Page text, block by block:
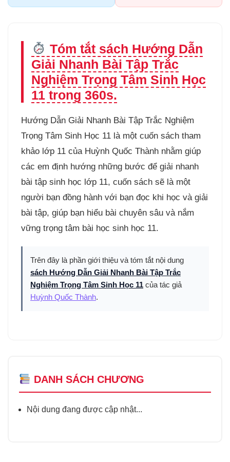
Tóm tắt sách Hướng Dẫn
Giải Nhanh Bài Tập Trắc
Nghiệm Trọng Tâm Sinh Học
11 trong 360s.
Hướng Dẫn Giải Nhanh Bài Tập Trắc Nghiệm
Trọng Tâm Sinh Học 11 là một cuốn sách tham
khảo lớp 11 của Huỳnh Quốc Thành nhằm giúp
các em định hướng những bước để giải nhanh
bài tập sinh học lớp 11, cuốn sách sẽ là một
người bạn đồng hành với bạn đọc khi học và giải
bài tập, giúp bạn hiểu bài chuyên sâu và nắm
vững trọng tâm bài học sinh học 11.
Trên đây là phần giới thiệu và tóm tắt nội dung
sách Hướng Dẫn Giải Nhanh Bài Tập Trắc
Nghiệm Trọng Tâm Sinh Học 11 của tác giả
Huỳnh Quốc Thành.
DANH SÁCH CHƯƠNG
Nội dung đang được cập nhật...